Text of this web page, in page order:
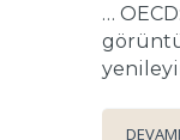
…
DEVAMI